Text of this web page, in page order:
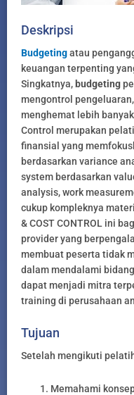
Deskripsi
Budgetingatau
keuangan terpenting
Singkatnya, budgeting
mengontrol
menghemat lebih
Control merupakan
finansial yang
berdasarkan variance
system berdasarkan
analysis, work
cukup kompleknya
& COST CONTROL ini
provider yang
membuat peserta tidak
dalam mendalami
dapat menjadi mitra
training di perusahaan
Tujuan
Setelah mengikuti
Memahami